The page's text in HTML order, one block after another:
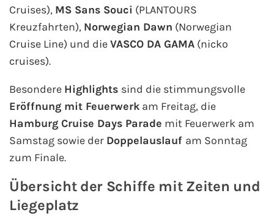
Mein Schiff Mittelmeer
Mein Schiff Westeuropa
Mein Schiff Nordamerika
Mein Schiff Transreisen
Mein Schiff Asien
Cruises), MS Sans Souci (PLANTOURS
Kreuzfahrten), Norwegian Dawn (Norwegian
Cruise Line) und dieVASCO DA GAMA (nicko
cruises).
Besondere Highlights sind die stimmungsvolle
Eröffnung mit Feuerwerk am Freitag, die
Hamburg Cruise Days Parade mit Feuerwerk am
Samstag sowie der Doppelauslauf am Sonntag
zum Finale.
Übersicht der Schiffe mit Zeiten und
Liegeplatz